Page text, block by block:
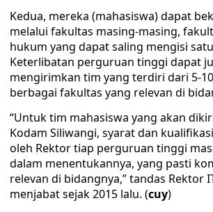
Kedua, mereka (mahasiswa) dapat
melalui fakultas masing-masing,
hukum yang dapat saling mengisi
Keterlibatan perguruan tinggi dapat
mengirimkan tim yang terdiri dari 5-
berbagai fakultas yang relevan di
“Untuk tim mahasiswa yang akan
Kodam Siliwangi, syarat dan
oleh Rektor tiap perguruan tinggi
dalam menentukannya, yang pasti
relevan di bidangnya,” tandas Rektor
menjabat sejak 2015 lalu. (cuy)